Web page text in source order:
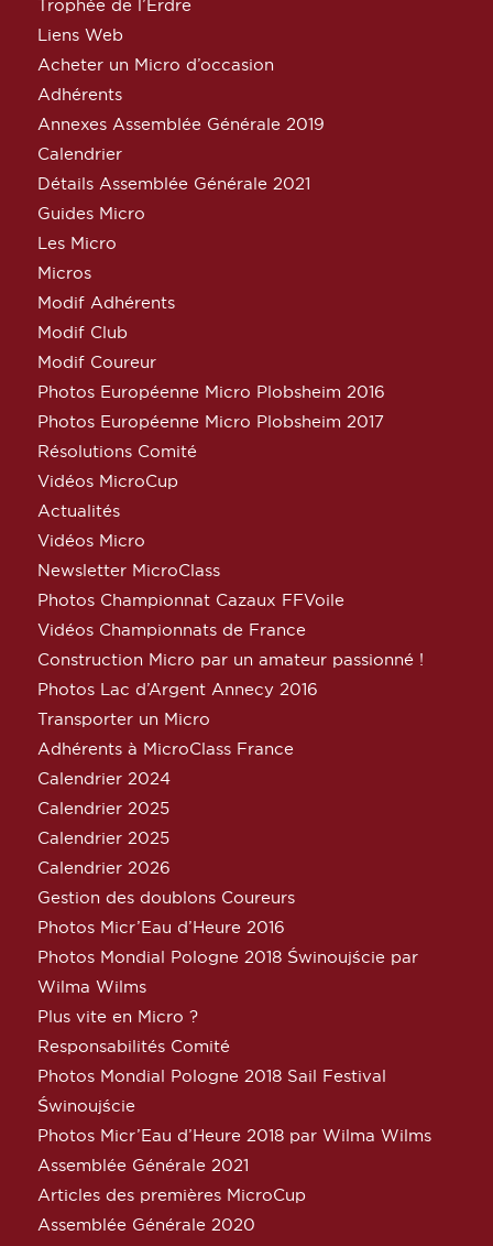
Trophée de l’Erdre
Liens Web
Acheter un Micro d’occasion
Adhérents
Annexes Assemblée Générale 2019
Calendrier
Détails Assemblée Générale 2021
Guides Micro
Les Micro
Micros
Modif Adhérents
Modif Club
Modif Coureur
Photos Européenne Micro Plobsheim 2016
Photos Européenne Micro Plobsheim 2017
Résolutions Comité
Vidéos MicroCup
Actualités
Vidéos Micro
Newsletter MicroClass
Photos Championnat Cazaux FFVoile
Vidéos Championnats de France
Construction Micro par un amateur passionné !
Photos Lac d’Argent Annecy 2016
Transporter un Micro
Adhérents à MicroClass France
Calendrier 2024
Calendrier 2025
Calendrier 2025
Calendrier 2026
Gestion des doublons Coureurs
Photos Micr’Eau d’Heure 2016
Photos Mondial Pologne 2018 Świnoujście par
Wilma Wilms
Plus vite en Micro ?
Responsabilités Comité
Photos Mondial Pologne 2018 Sail Festival
Świnoujście
Photos Micr’Eau d’Heure 2018 par Wilma Wilms
Assemblée Générale 2021
Articles des premières MicroCup
Assemblée Générale 2020